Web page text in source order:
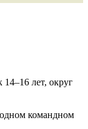
лет, округ
командном